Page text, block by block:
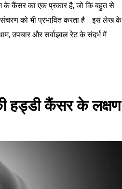
के कैंसर का एक प्रकार है, जो कि बहुत से
को भी प्रभावित करता है। इस लेख के
उपचार और सर्वाइवल रेट के संदर्भ में
हड्डी कैंसर के लक्षण